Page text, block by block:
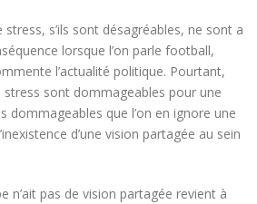
s’ils sont désagréables, ne sont a
lorsque l’on parle football,
l’actualité politique. Pourtant,
sont dommageables pour une
dommageables que l’on en ignore une
d’une vision partagée au sein
n’ait pas de vision partagée revient à